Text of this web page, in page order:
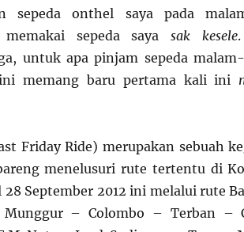
sepeda onthel saya pada
memakai sepeda sayasak kesele
untuk apa pinjam sepeda
memang baru pertama kali ini
Friday Ride) merupakan sebuah
menelusuri rute tertentu di
September 2012 ini melalui rute
Munggur – Colombo – Terban –